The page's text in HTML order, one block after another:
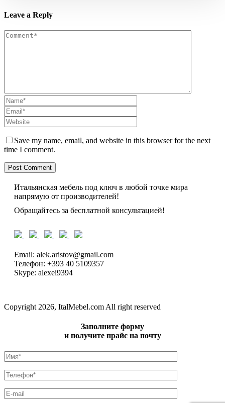
Leave a Reply
Save my name, email, and website in this browser for the next
time I comment.
Итальянская мебель под ключ в любой точке мира
напрямую от производителей!
Обращайтесь за бесплатной консультацией!
Email: alek.aristov@gmail.com
Телефон: +393 40 5109357
Skype: alexei9394
Copyright 2026, ItalMebel.com All right reserved
Заполните форму
и получите прайс на почту